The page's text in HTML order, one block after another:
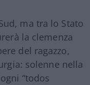
ma tra lo Stato
la clemenza
del ragazzo,
solenne nella
“todos